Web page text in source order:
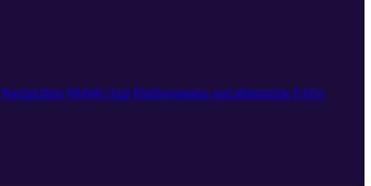
Nachrichten Mobile-App Plattformstatus und allgemeine FAQs